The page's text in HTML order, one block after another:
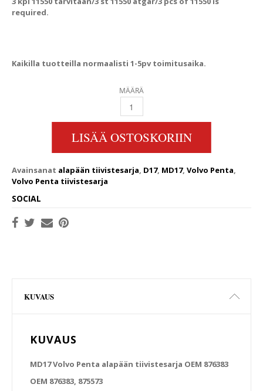
required.
Kaikilla tuotteilla normaalisti 1-5pv toimitusaika.
MÄÄRÄ
MD17 VOLVO PENTA ALAPÄÄN
LISÄÄ OSTOSKORIIN
Avainsanat alapään tiivistesarja, D17, MD17, Volvo Penta,
Volvo Penta tiivistesarja
SOCIAL
KUVAUS
KUVAUS
MD17 Volvo Penta alapään tiivistesarja OEM 876383
OEM 876383, 875573